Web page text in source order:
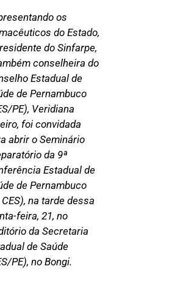
os
do Estado,
do Sinfarpe,
conselheira do
Estadual de
de Pernambuco
PE), Veridiana
foi convidada
abrir o Seminário
da 9ª
Estadual de
de Pernambuco
CES), na tarde dessa
feira, 21, no
da Secretaria
de Saúde
PE), no Bongi.